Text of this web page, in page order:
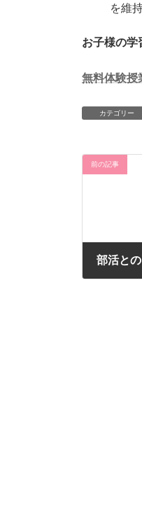
を維
お子様の学
無料体験授
カテゴリー
前の記事